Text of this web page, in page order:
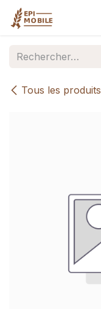
Se rendre au contenu
Tous les produits